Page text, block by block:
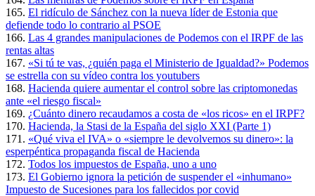
165. El ridículo de Sánchez con la nueva líder de Estonia que
defiende todo lo contrario al PSOE
166. Las 4 grandes manipulaciones de Podemos con el IRPF de las
rentas altas
167. «Si tú te vas, ¿quién paga el Ministerio de Igualdad?» Podemos
se estrella con su vídeo contra los youtubers
168. Hacienda quiere aumentar el control sobre las criptomonedas
ante «el riesgo fiscal»
169. ¿Cuánto dinero recaudamos a costa de «los ricos» en el IRPF?
170. Hacienda, la Stasi de la España del siglo XXI (Parte 1)
171. «Qué viva el IVA» o «siempre le devolvemos su dinero»: la
esperpéntica propaganda fiscal de Hacienda
172. Todos los impuestos de España, uno a uno
173. El Gobierno ignora la petición de suspender el «inhumano»
Impuesto de Sucesiones para los fallecidos por covid